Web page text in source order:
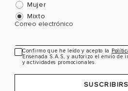
Mujer
Mixto
Correo electrónico
Confirmo que he leído y acepto la
Ensenada S.A.S, y autorizo el envío de
y actividades promocionales.